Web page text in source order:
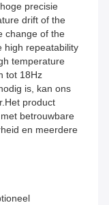
precisie
drift of the
change of the
high repeatability
temperature
tot 18Hz
is, kan ons
product
betrouwbare
en meerdere